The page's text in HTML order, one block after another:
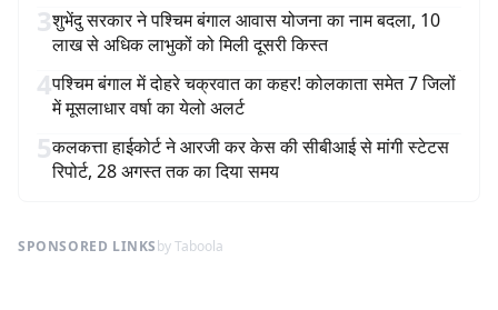
3शुभेंदु सरकार ने पश्चिम बंगाल आवास योजना का नाम बदला, 10
लाख से अधिक लाभुकों को मिली दूसरी किस्त
4पश्चिम बंगाल में दोहरे चक्रवात का कहर! कोलकाता समेत 7 जिलों
में मूसलाधार वर्षा का येलो अलर्ट
5कलकत्ता हाईकोर्ट ने आरजी कर केस की सीबीआई से मांगी स्टेटस
रिपोर्ट, 28 अगस्त तक का दिया समय
SPONSORED LINKSby Taboola